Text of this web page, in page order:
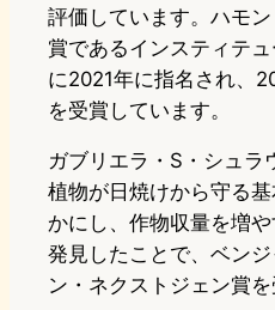
評価しています。ハモ
賞であるインスティテ
に2021年に指名され、
を受賞しています。
ガブリエラ・S・シュラ
植物が日焼けから守る
かにし、作物収量を増
発見したことで、ベン
ン・ネクストジェン賞を